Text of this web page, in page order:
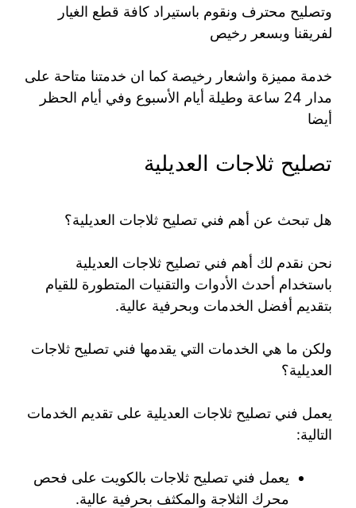
وتصليح محترف ونقوم باستيراد كافة قطع الغيار
لفريقنا وبسعر رخيص
خدمة مميزة واشعار رخيصة كما ان خدمتنا متاحة على
مدار 24 ساعة وطيلة أيام الأسبوع وفي أيام الحظر
أيضا
تصليح ثلاجات العديلية
هل تبحث عن أهم فني تصليح ثلاجات العديلية؟
نحن نقدم لك أهم فني تصليح ثلاجات العديلية
باستخدام أحدث الأدوات والتقنيات المتطورة للقيام
بتقديم أفضل الخدمات وبحرفية عالية.
ولكن ما هي الخدمات التي يقدمها فني تصليح ثلاجات
العديلية؟
يعمل فني تصليح ثلاجات العديلية على تقديم الخدمات
التالية:
يعمل فني تصليح ثلاجات بالكويت على فحص
محرك الثلاجة والمكثف بحرفية عالية.